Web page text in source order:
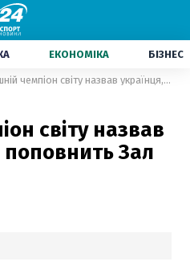
ЕКОНОМІКА БІЗНЕС
Колишній чемпіон світу назвав українця, який поповнить Зал слави боксу
світу назвав
Зал